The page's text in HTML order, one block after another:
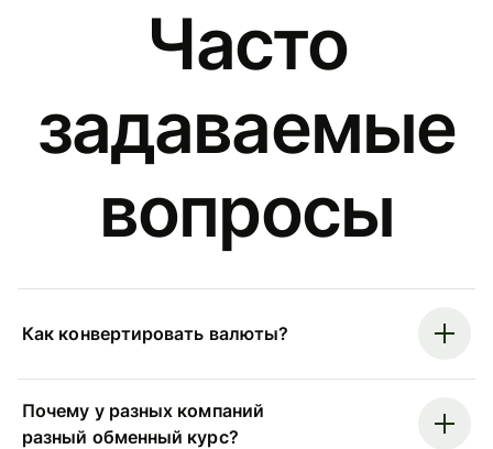
Часто
задаваемые
вопросы
Как конвертировать валюты?
Почему у разных компаний
разный обменный курс?